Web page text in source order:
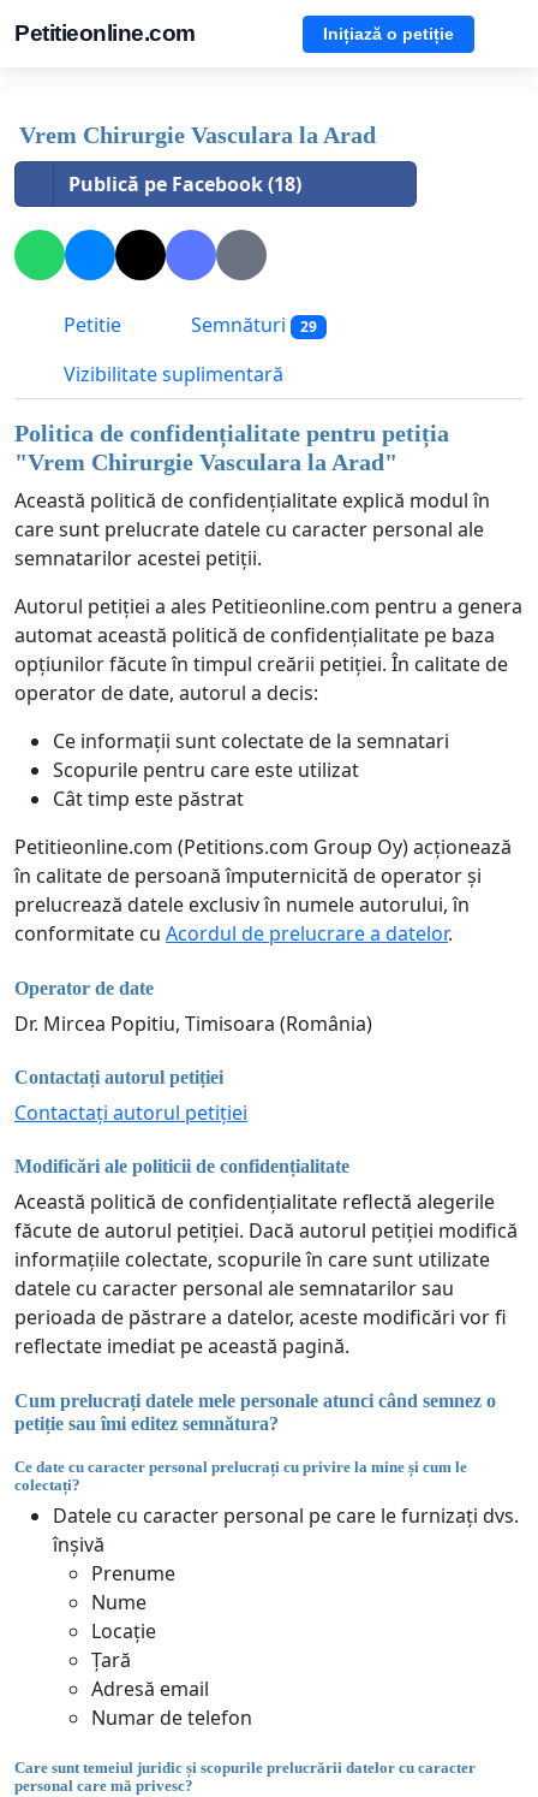
Petitieonline.com Inițiază o petiție
Vrem Chirurgie Vasculara la Arad
Publică pe Facebook (18)
Petitie Semnături 29
Vizibilitate suplimentară
Politica de confidențialitate pentru petiția
"Vrem Chirurgie Vasculara la Arad"
Această politică de confidențialitate explică modul în
care sunt prelucrate datele cu caracter personal ale
semnatarilor acestei petiții.
Autorul petiției a ales Petitieonline.com pentru a genera
automat această politică de confidențialitate pe baza
opțiunilor făcute în timpul creării petiției. În calitate de
operator de date, autorul a decis:
Ce informații sunt colectate de la semnatari
Scopurile pentru care este utilizat
Cât timp este păstrat
Petitieonline.com (Petitions.com Group Oy) acționează
în calitate de persoană împuternicită de operator și
prelucrează datele exclusiv în numele autorului, în
conformitate cu Acordul de prelucrare a datelor.
Operator de date
Dr. Mircea Popitiu, Timisoara (România)
Contactați autorul petiției
Contactați autorul petiției
Modificări ale politicii de confidențialitate
Această politică de confidențialitate reflectă alegerile
făcute de autorul petiției. Dacă autorul petiției modifică
informațiile colectate, scopurile în care sunt utilizate
datele cu caracter personal ale semnatarilor sau
perioada de păstrare a datelor, aceste modificări vor fi
reflectate imediat pe această pagină.
Cum prelucrați datele mele personale atunci când semnez o
petiție sau îmi editez semnătura?
Ce date cu caracter personal prelucrați cu privire la mine și cum le
colectați?
Datele cu caracter personal pe care le furnizați dvs.
înșivă
Prenume
Nume
Locație
Țară
Adresă email
Numar de telefon
Care sunt temeiul juridic și scopurile prelucrării datelor cu caracter
personal care mă privesc?